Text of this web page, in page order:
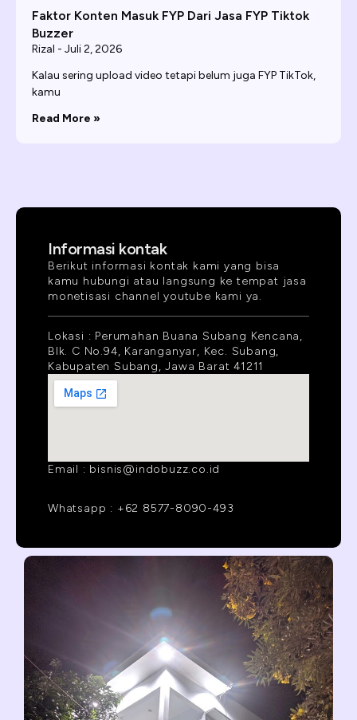
Faktor Konten Masuk FYP Dari Jasa FYP Tiktok
Buzzer
Rizal
Juli 2, 2026
Kalau sering upload video tetapi belum juga FYP TikTok,
kamu
Read More »
Informasi kontak
Berikut informasi kontak kami yang bisa
kamu hubungi atau langsung ke tempat jasa
monetisasi channel youtube kami ya.
Lokasi : Perumahan Buana Subang Kencana,
Blk. C No.94, Karanganyar, Kec. Subang,
Kabupaten Subang, Jawa Barat 41211
Email : bisnis@indobuzz.co.id
Whatsapp : +62 8577-8090-493